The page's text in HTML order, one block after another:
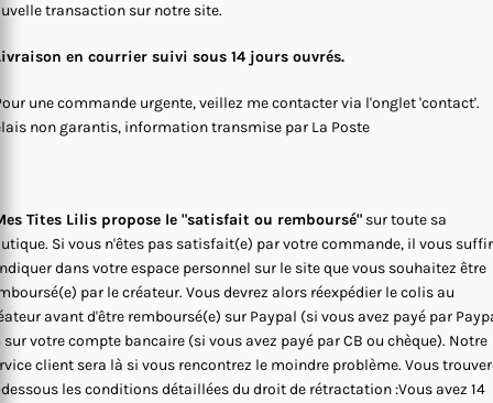
transaction sur notre site.
en courrier suivi sous 14 jours ouvrés.
une commande urgente, veillez me contacter via l'onglet 'contact'.
non garantis, information transmise par La Poste
Tites Lilis propose le "satisfait ou remboursé" sur toute sa
Si vous n'êtes pas satisfait(e) par votre commande, il vous
dans votre espace personnel sur le site que vous souhaitez être
par le créateur. Vous devrez alors réexpédier le colis au
avant d'être remboursé(e) sur Paypal (si vous avez payé par
sur votre compte bancaire (si vous avez payé par CB ou chèque). Notre
client sera là si vous rencontrez le moindre problème. Vous
les conditions détaillées du droit de rétractation :Vous avez 14